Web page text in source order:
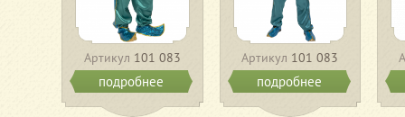
Артикул 101 083
подробнее
Артикул 101 083
подробнее